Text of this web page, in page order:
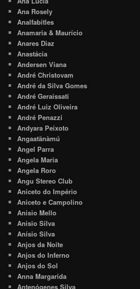
Ana Rosely
Analfabitles
Anamaria & Maurício
Anares Diaz
Anastácia
Andersen Viana
André Christovam
André da Silva Gomes
André Geraissati
André Luiz Oliveira
André Penazzi
Andyara Peixoto
Angaatãnàmú
Angel Parra
Angela Maria
Angela Roro
Angu Stereo Club
Aniceto do Império
Aniceto e Campolino
Anisio Mello
Anisio Silva
Anísio Silva
Anjos da Noite
Anjos do Inferno
Anjos do Sol
Anna Margarida
Antenógenes Silva